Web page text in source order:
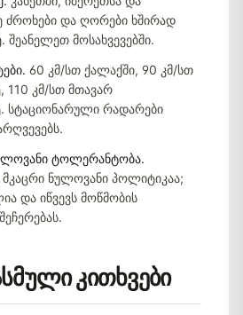
ძროხები და ღორები ხშირად
შეანელეთ მოსახვევებში.
60 კმ/სთ ქალაქში, 90 კმ/სთ
110 კმ/სთ მთავარ
სტაციონარული რადარები
ტოლერანტობა.
ნულოვანი პოლიტიკაა;
და იწვევს მოწმობის
კითხვები